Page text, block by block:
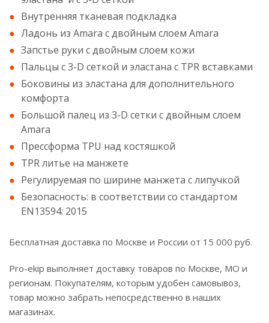
Внутренняя тканевая подкладка
Ладонь из Amara с двойным слоем Amara
Запстье руки с двойным слоем кожи
Пальцы с 3-D сеткой и эластана с TPR вставками
Боковины из эластана для дополнительного
комфорта
Большой палец из 3-D сетки с двойным слоем
Amara
Прессформа TPU над костяшкой
TPR литье на манжете
Регулируемая по ширине манжета с липучкой
Безопасность: в соответствии со стандартом
EN13594: 2015
Бесплатная доставка по Москве и России от 15 000 руб.
Pro-ekip выполняет доставку товаров по Москве, МО и
регионам. Покупателям, которым удобен самовывоз,
товар можно забрать непосредственно в наших
магазинах.